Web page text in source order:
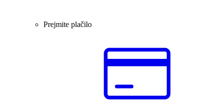
Prejmite plačilo